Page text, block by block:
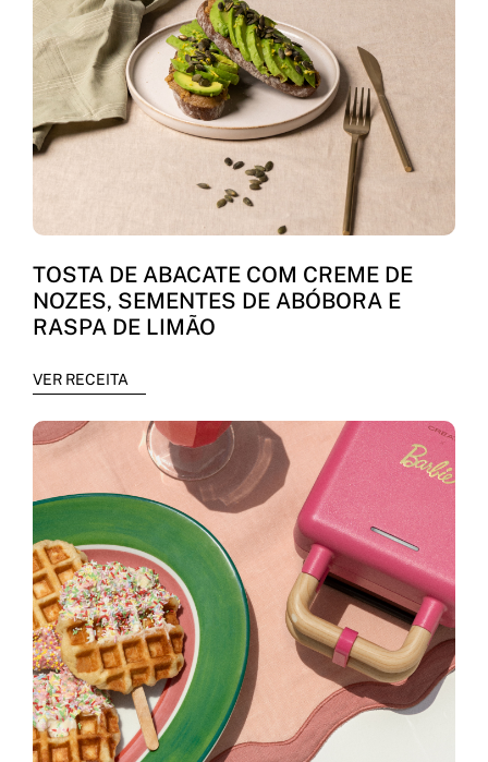
TOSTA DE ABACATE COM CREME DE
NOZES, SEMENTES DE ABÓBORA E
RASPA DE LIMÃO
VER RECEITA